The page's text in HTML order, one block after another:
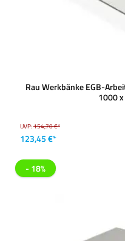
Rau Werkbänke EGB-
1000
UVP:154,70 €*
123,45 €*
- 18%